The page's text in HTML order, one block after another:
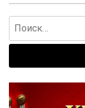
Найти: